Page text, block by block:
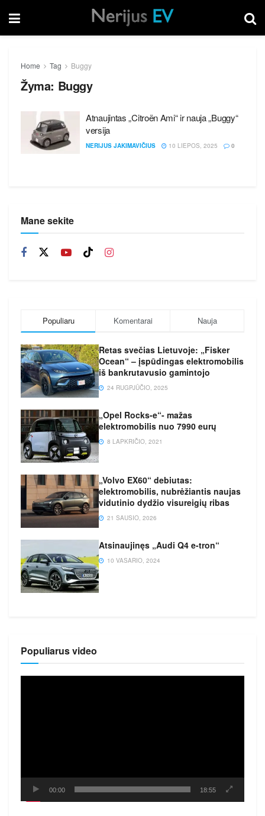
Home Tag Buggy
Žyma: Buggy
Atnaujintas „Citroën Ami“ ir nauja „Buggy“
versija
NERIJUS JAKIMAVIČIUS 10 LIEPOS, 2025 0
Mane sekite
Populiaru Komentarai Nauja
Retas svečias Lietuvoje: „Fisker
Ocean“ – įspūdingas elektromobilis
iš bankrutavusio gamintojo
24 RUGPJŪČIO, 2025
„Opel Rocks-e“- mažas
elektromobilis nuo 7990 eurų
8 LAPKRIČIO, 2021
„Volvo EX60“ debiutas:
elektromobilis, nubrėžiantis naujas
vidutinio dydžio visureigių ribas
21 SAUSIO, 2026
Atsinaujinęs „Audi Q4 e-tron“
10 VASARIO, 2024
Populiarus video
00:00 18:55